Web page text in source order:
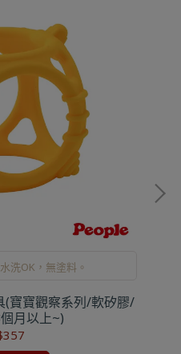
洗OK，無塗料。
寶寶觀察系列/軟矽膠/
月以上~)